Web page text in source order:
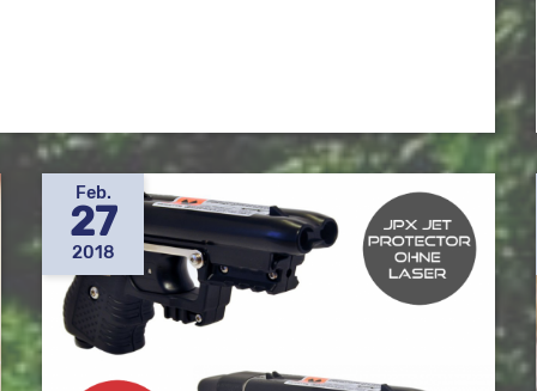
Feb.
27
2018